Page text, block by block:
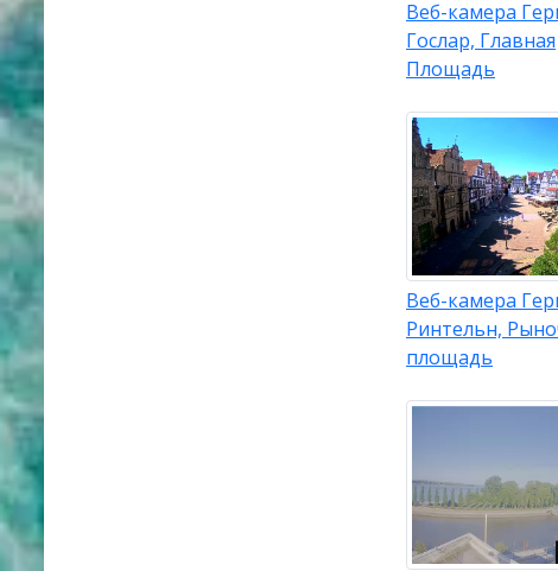
Веб-камера
Гослар, Главная
Площадь
Веб-камера
Ринтельн,
площадь